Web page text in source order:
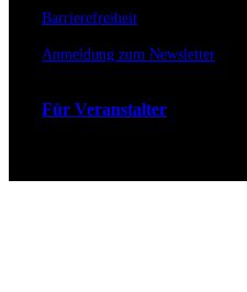
Barrierefreiheit
Anmeldung zum Newsletter
Für Veranstalter